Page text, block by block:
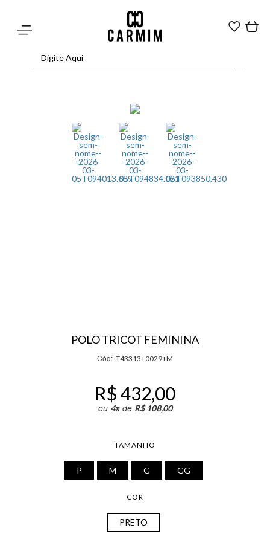
POLO TRICOT FEMININA
Cód: T43313+0029+M
R$ 432,00
ou 4xde R$ 108,00
TAMANHO
P M G GG
COR
PRETO